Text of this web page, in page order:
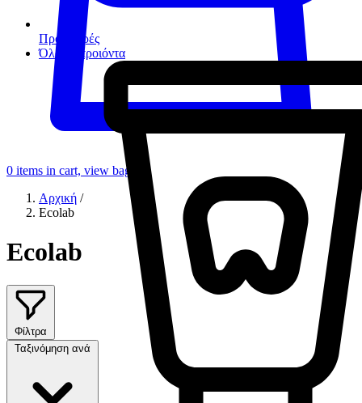
Προσφορές
Όλα τα προιόντα
0 items in cart, view bag
Αρχική /
Ecolab
Ecolab
Φίλτρα
Ταξινόμηση ανά